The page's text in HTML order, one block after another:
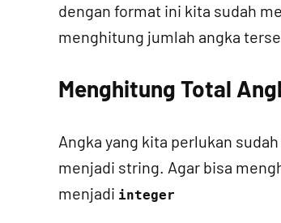
dengan format ini kita sudah
menghitung jumlah angka
Menghitung Total
Angka yang kita perlukan
menjadi string. Agar bisa
menjadi integer